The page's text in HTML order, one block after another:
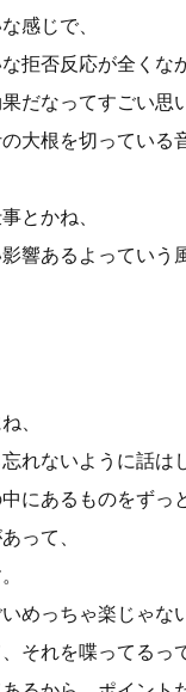
感じで、
拒否反応が全くな
だなってすごい思
大根を切っている
とかね、
響あるよっていう
、
れないように話は
にあるものをずっ
って、
めっちゃ楽じゃな
それを喋ってるっ